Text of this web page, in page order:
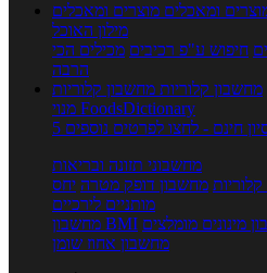
ומאכלים מוצרים ומאכלים
מילון האוכל
חיפוש ע"פ רכיבים מכילים הכי
הרבה
מחשבון קלוריות מחשבון קלוריות
מנוי FoodsDictionary
חינם - לחצו לפרטים נוספים
מחשבוני תזונה ובריאות
מחשבון דופק מטרה יחס
מותניים לירכיים
מחשבון BMI מינונים מומלצים
מחשבון אחוז שומן